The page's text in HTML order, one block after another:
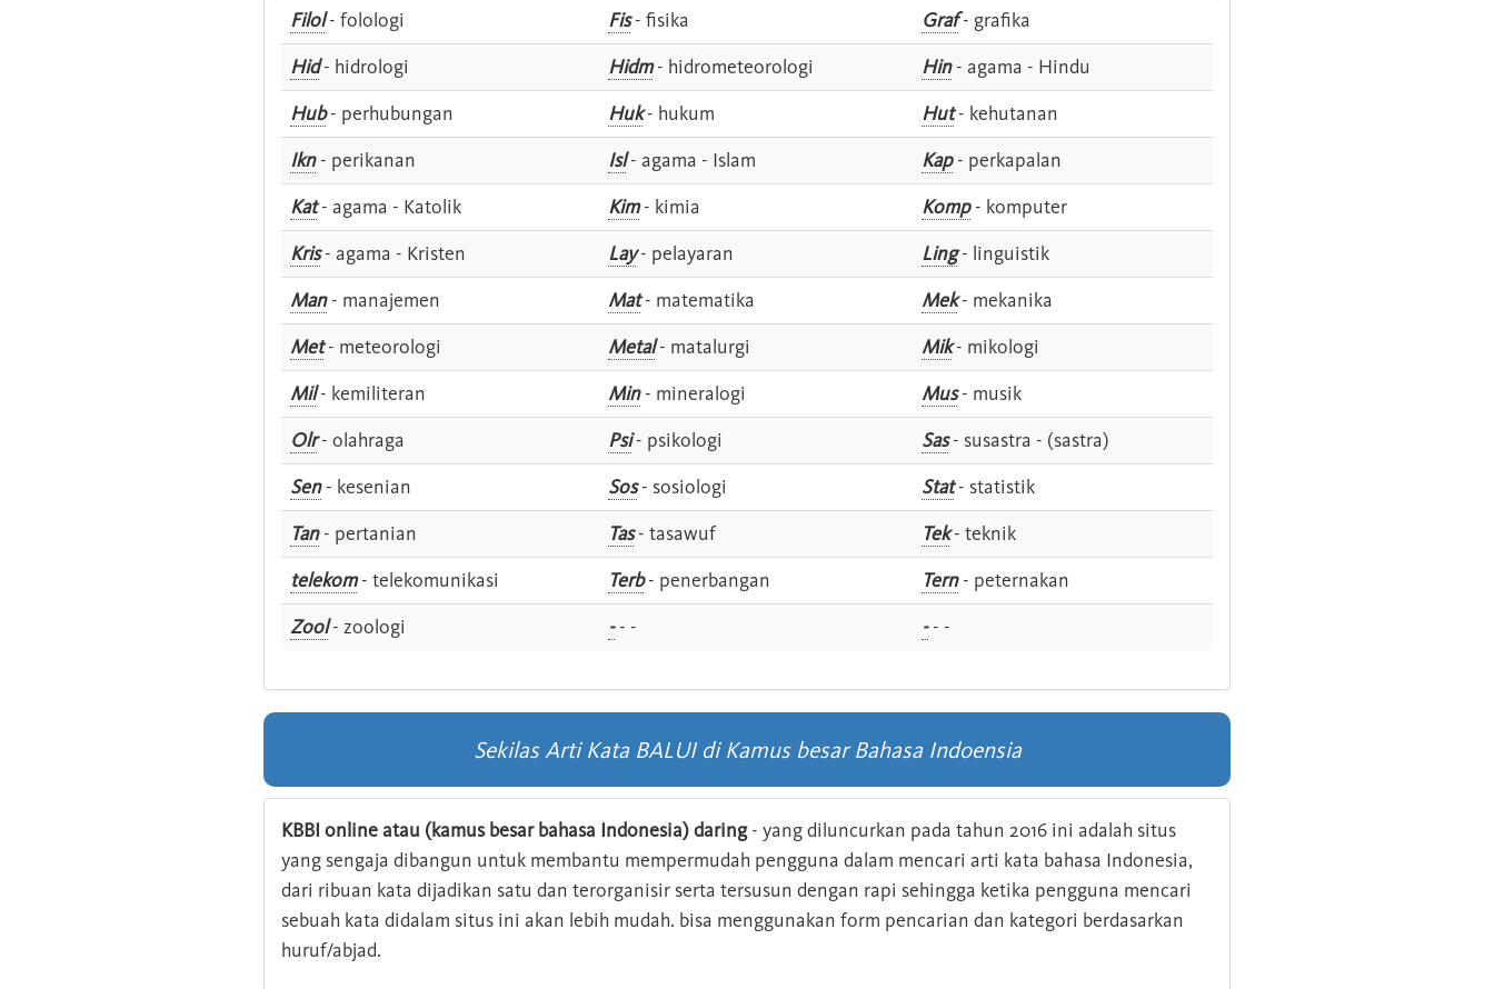
Filol- folologi Fis- fisika Graf- grafika
Hid- hidrologi Hidm- hidrometeorologi Hin- agama - Hindu
Hub- perhubungan Huk- hukum Hut- kehutanan
Ikn- perikanan Isl- agama - Islam Kap- perkapalan
Kat- agama - Katolik Kim- kimia Komp- komputer
Kris- agama - Kristen Lay- pelayaran Ling- linguistik
Man- manajemen Mat- matematika Mek- mekanika
Met- meteorologi Metal- matalurgi Mik- mikologi
Mil- kemiliteran Min- mineralogi Mus- musik
Olr- olahraga Psi- psikologi Sas- susastra - (sastra)
Sen- kesenian Sos- sosiologi Stat- statistik
Tan- pertanian Tas- tasawuf Tek- teknik
telekom- telekomunikasi Terb- penerbangan Tern- peternakan
Zool- zoologi -- - -- -
Sekilas Arti Kata BALUI di Kamus besar Bahasa Indoensia
KBBI online atau (kamus besar bahasa Indonesia) daring- yang diluncurkan pada tahun 2016 ini adalah situs
yang sengaja dibangun untuk membantu mempermudah pengguna dalam mencari arti kata bahasa Indonesia,
dari ribuan kata dijadikan satu dan terorganisir serta tersusun dengan rapi sehingga ketika pengguna mencari
sebuah kata didalam situs ini akan lebih mudah. bisa menggunakan form pencarian dan kategori berdasarkan
huruf/abjad.